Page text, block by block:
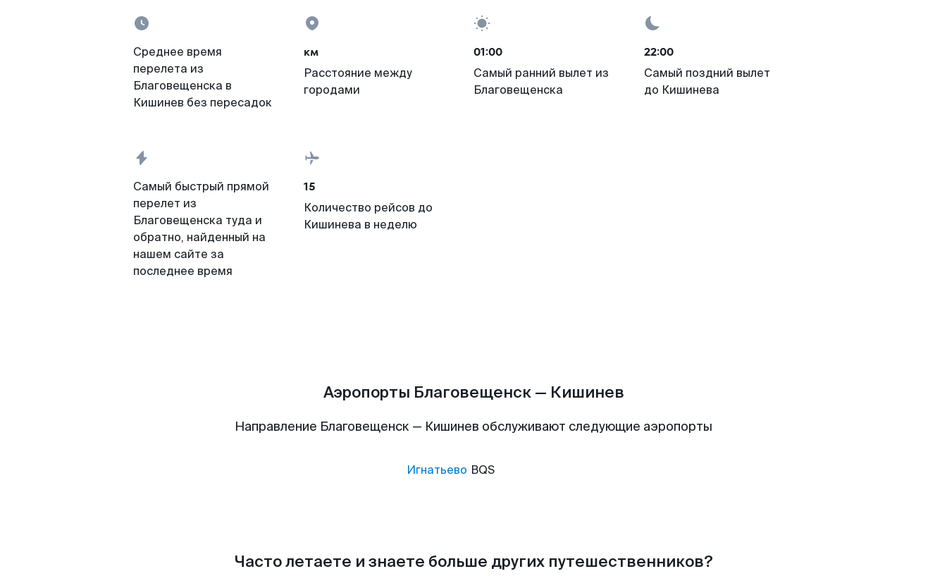
Среднее время
перелета из
Благовещенска в
Кишинев без пересадок
км
Расстояние между
городами
01:00
Самый ранний вылет из
Благовещенска
22:00
Самый поздний вылет
до Кишинева
Самый быстрый прямой
перелет из
Благовещенска туда и
обратно, найденный на
нашем сайте за
последнее время
15
Количество рейсов до
Кишинева в неделю
Аэропорты Благовещенск — Кишинев
Направление Благовещенск — Кишинев обслуживают следующие аэропорты
Игнатьево BQS
Часто летаете и знаете больше других путешественников?